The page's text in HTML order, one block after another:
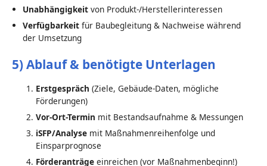
Unabhängigkeitvon Produkt-/Herstellerinteressen
Verfügbarkeitfür Baubegleitung & Nachweise während
der Umsetzung
5) Ablauf & benötigte Unterlagen
Erstgespräch (Ziele, Gebäude-Daten, mögliche
Förderungen)
Vor-Ort-Termin mit Bestandsaufnahme & Messungen
iSFP/Analyse mit Maßnahmenreihenfolge und
Einsparprognose
Förderanträge einreichen (vor Maßnahmenbeginn!)